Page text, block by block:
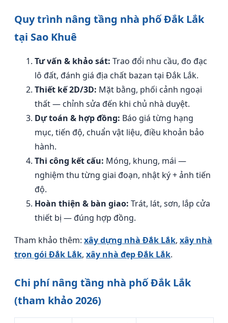
Quy trình nâng tầng nhà phố Đắk Lắk
tại Sao Khuê
Tư vấn & khảo sát: Trao đổi nhu cầu, đo đạc
lô đất, đánh giá địa chất bazan tại Đắk Lắk.
Thiết kế 2D/3D: Mặt bằng, phối cảnh ngoại
thất — chỉnh sửa đến khi chủ nhà duyệt.
Dự toán & hợp đồng: Báo giá từng hạng
mục, tiến độ, chuẩn vật liệu, điều khoản bảo
hành.
Thi công kết cấu: Móng, khung, mái —
nghiệm thu từng giai đoạn, nhật ký + ảnh tiến
độ.
Hoàn thiện & bàn giao: Trát, lát, sơn, lắp cửa
thiết bị — đúng hợp đồng.
Tham khảo thêm: xây dựng nhà Đắk Lắk, xây nhà
trọn gói Đắk Lắk, xây nhà đẹp Đắk Lắk.
Chi phí nâng tầng nhà phố Đắk Lắk
(tham khảo 2026)